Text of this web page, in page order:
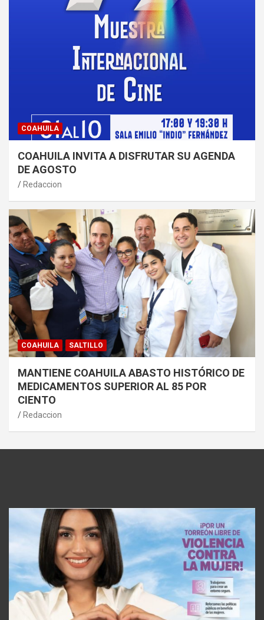
COAHUILA
COAHUILA INVITA A DISFRUTAR SU AGENDA
DE AGOSTO
Redaccion
COAHUILA SALTILLO
MANTIENE COAHUILA ABASTO HISTÓRICO DE
MEDICAMENTOS SUPERIOR AL 85 POR
CIENTO
Redaccion